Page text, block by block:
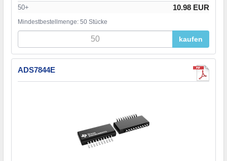
50+ 10.98 EUR
Mindestbestellmenge: 50 Stücke
kaufen
ADS7844E